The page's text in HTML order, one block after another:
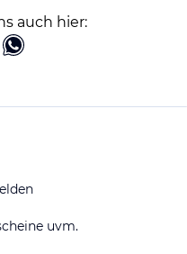
auch hier:
uvm.